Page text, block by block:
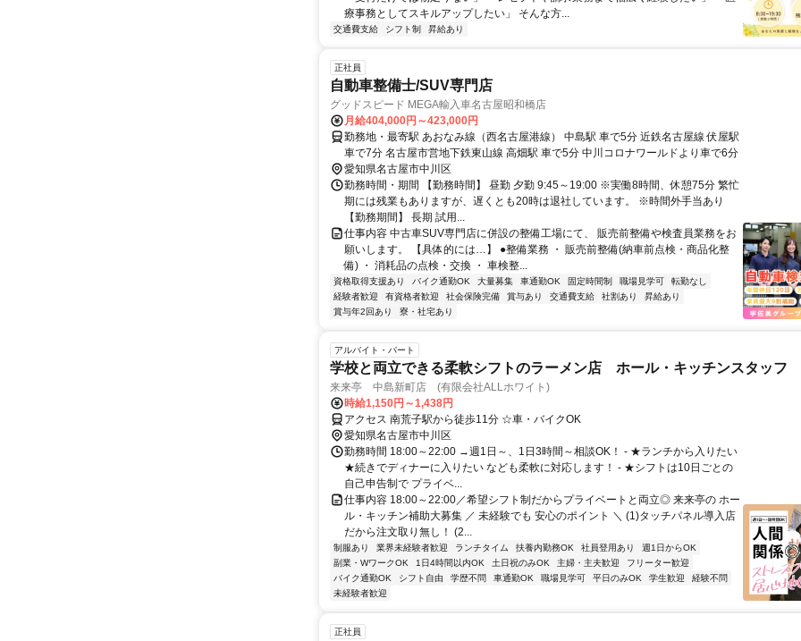
療事務としてスキルアップしたい」 そんな方...
交通費支給 シフト制 昇給あり
正社員
自動車整備士/SUV専門店
グッドスピード MEGA輸入車名古屋昭和橋店
月給404,000円～423,000円
勤務地・最寄駅 あおなみ線（西名古屋港線） 中島駅 車で5分 近鉄名古屋線 伏屋駅
車で7分 名古屋市営地下鉄東山線 高畑駅 車で5分 中川コロナワールドより車で6分
愛知県名古屋市中川区
勤務時間・期間 【勤務時間】 昼勤 夕勤 9:45～19:00 ※実働8時間、休憩75分 繁忙
期には残業もありますが、遅くとも20時は退社しています。 ※時間外手当あり
【勤務期間】 長期 試用...
仕事内容 中古車SUV専門店に併設の整備工場にて、 販売前整備や検査員業務をお
願いします。 【具体的には…】 ●整備業務 ・ 販売前整備(納車前点検・商品化整
備) ・ 消耗品の点検・交換 ・ 車検整...
資格取得支援あり バイク通勤OK 大量募集 車通勤OK 固定時間制 職場見学可
転勤なし
経験者歓迎
有資格者歓迎 社会保険完備 賞与あり 交通費支給 社割あり
昇給あり
賞与年2回あり
寮・社宅あり
アルバイト・パート
学校と両立できる柔軟シフトのラーメン店 ホール・キッチンスタッフ
来来亭 中島新町店 (有限会社ALLホワイト)
時給1,150円～1,438円
アクセス 南荒子駅から徒歩11分 ☆車・バイクOK
愛知県名古屋市中川区
勤務時間 18:00～22:00 →週1日～、1日3時間～相談OK！ - ★ランチから入りたい
★続きでディナーに入りたい なども柔軟に対応します！ - ★シフトは10日ごとの
自己申告制で プライベ...
仕事内容 18:00～22:00／希望シフト制だからプライベートと両立◎ 来来亭の ホー
ル・キッチン補助大募集 ／ 未経験でも 安心のポイント ＼ (1)タッチパネル導入店
だから注文取り無し！ (2...
制服あり 業界未経験者歓迎 ランチタイム 扶養内勤務OK 社員登用あり
週1日からOK
副業・WワークOK
1日4時間以内OK 土日祝のみOK 主婦・主夫歓迎
フリーター歓迎
バイク通勤OK
シフト自由 学歴不問 車通勤OK 職場見学可 平日のみOK 学生歓迎
経験不問
未経験者歓迎
正社員